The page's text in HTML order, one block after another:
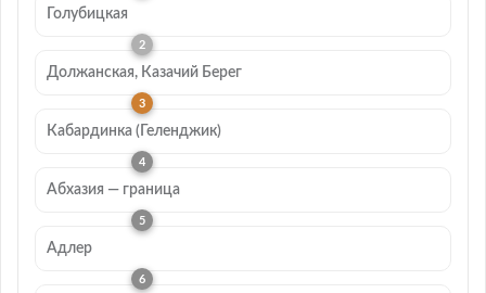
Голубицкая
Должанская, Казачий Берег
Кабардинка (Геленджик)
Абхазия — граница
Адлер